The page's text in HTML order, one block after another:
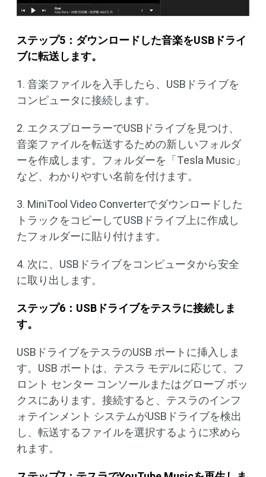
ステップ5 ：ダウンロードした音楽をUSB ドライ
ブに転送します。
1. 音楽ファイルを入手したら、USBドライブを
コンピュータに接続します。
2. エクスプローラーでUSBドライブを見つけ、
音楽ファイルを転送するための新しいフォルダ
ーを作成します。フォルダーを「Tesla Music」
など、わかりやすい名前を付けます。
3. MiniTool Video Converterでダウンロードした
トラックをコピーしてUSBドライブ上に作成し
たフォルダーに貼り付けます。
4. 次に、USBドライブをコンピュータから安全
に取り出します。
ステップ6 ： USB ドライブをテスラに接続しま
す。
USBドライブをテスラのUSB ポートに挿入しま
す。USB ポートは、テスラ モデルに応じて、フ
ロント センター コンソールまたはグローブ ボッ
クスにあります。接続すると、テスラのインフ
ォテインメント システムがUSBドライブを検出
し、転送するファイルを選択するように求めら
れます。